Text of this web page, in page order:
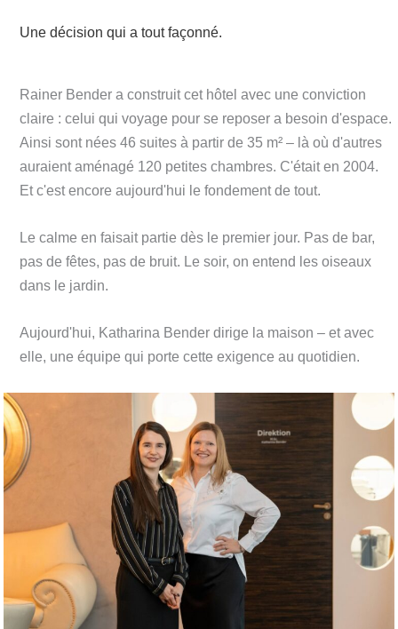
Une décision qui a tout façonné.
Rainer Bender a construit cet hôtel avec une conviction
claire : celui qui voyage pour se reposer a besoin d'espace.
Ainsi sont nées 46 suites à partir de 35 m² – là où d'autres
auraient aménagé 120 petites chambres. C'était en 2004.
Et c'est encore aujourd'hui le fondement de tout.
Le calme en faisait partie dès le premier jour. Pas de bar,
pas de fêtes, pas de bruit. Le soir, on entend les oiseaux
dans le jardin.
Aujourd'hui, Katharina Bender dirige la maison – et avec
elle, une équipe qui porte cette exigence au quotidien.